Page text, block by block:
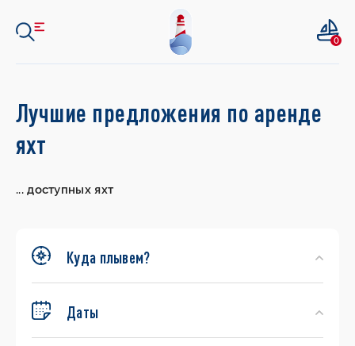
0
Search
Yachts
Лучшие предложения по аренде
яхт
...доступных яхт
Куда плывем?
Даты